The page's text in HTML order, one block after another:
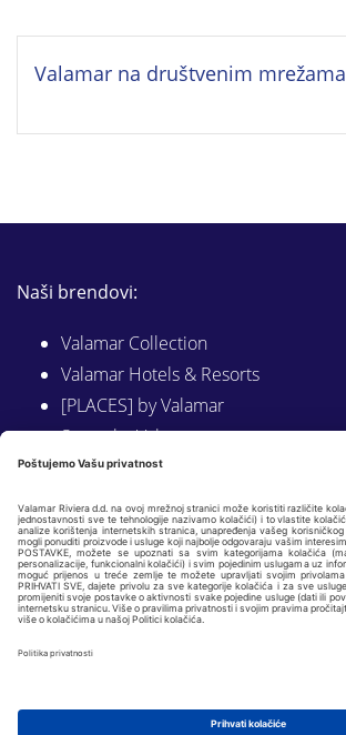
Valamar na društvenim mrežama
Naši brendovi:
Valamar Collection
Valamar Hotels & Resorts
[PLACES] by Valamar
Sunny by Valamar
Valamar Camping
Istraži na Valamar.com
Slijedite nas na: